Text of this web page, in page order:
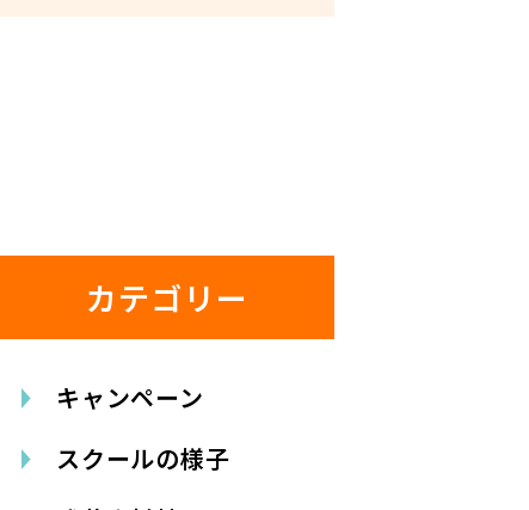
カテゴリー
キャンペーン
スクールの様子